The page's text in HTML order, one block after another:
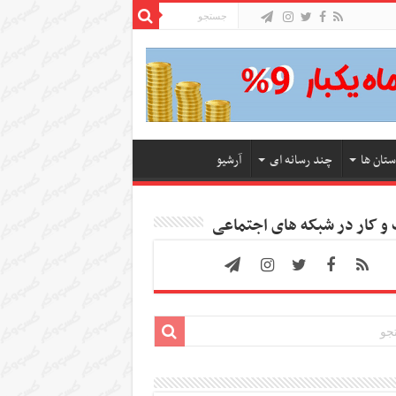
ها چند رسانه ای آرشیو
کار در شبکه های اجتماعی